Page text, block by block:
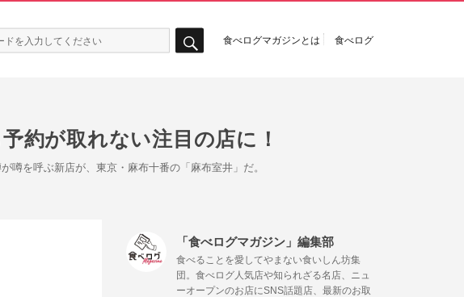
食べログマガジンとは 食べログ
約が取れない注目の店に！
噂を呼ぶ新店が、東京・麻布十番の「麻布室井」だ。
「食べログマガジン」編集部
食べることを愛してやまない食いしん坊集
団。食べログ人気店や知られざる名店、ニュ
ーオープンのお店にSNS話題店、最新のお取